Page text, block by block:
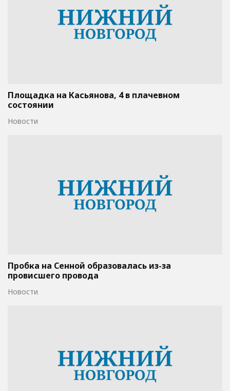
Площадка на Касьянова, 4 в плачевном
состоянии
Новости
Пробка на Сенной образовалась из-за
провисшего провода
Новости